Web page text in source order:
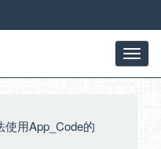
使用App_Code的